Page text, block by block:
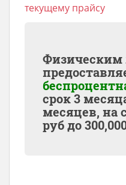
текущему прайсу
срок 3
месяцев, на
руб до